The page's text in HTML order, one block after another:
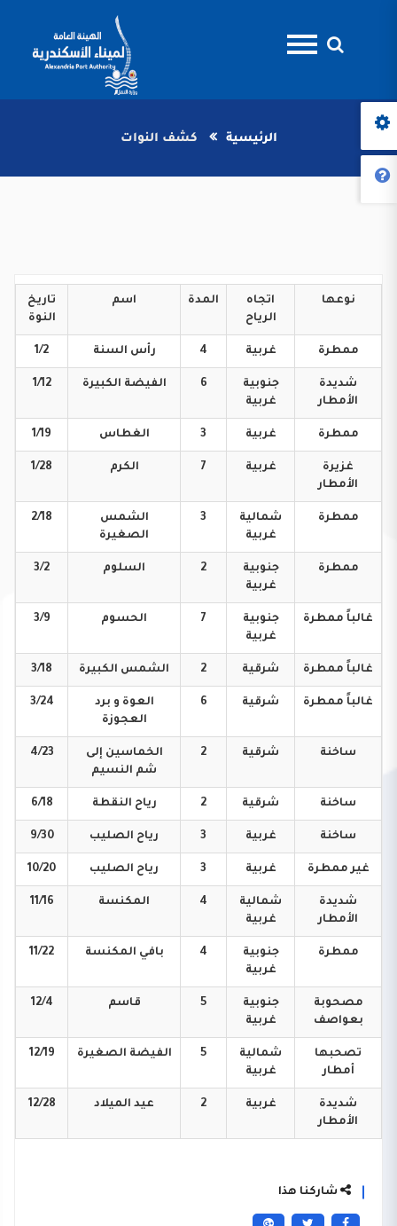
الرئيسية كشف النوات
نوعها
اتجاه
الرياح
المدة اسم
تاريخ
النوة
ممطرة غربية 4 رأس السنة 1/2
شديدة
الأمطار
جنوبية
غربية
6 الفيضة الكبيرة 1/12
ممطرة غربية 3 الغطاس 1/19
غزيرة
الأمطار
غربية 7 الكرم 1/28
ممطرة
شمالية
غربية
3
الشمس
الصغيرة
2/18
ممطرة
جنوبية
غربية
2 السلوم 3/2
غالباً ممطرة
جنوبية
غربية
7 الحسوم 3/9
غالباً ممطرة شرقية 2 الشمس الكبيرة 3/18
غالباً ممطرة شرقية 6
العوة و برد
العجوزة
3/24
ساخنة شرقية 2
الخماسين إلى
شم النسيم
4/23
ساخنة شرقية 2 رياح النقطة 6/18
ساخنة غربية 3 رياح الصليب 9/30
غير ممطرة غربية 3 رياح الصليب 10/20
شديدة
الأمطار
شمالية
غربية
4 المكنسة 11/16
ممطرة
جنوبية
غربية
4 بافي المكنسة 11/22
مصحوبة
بعواصف
جنوبية
غربية
5 قاسم 12/4
تصحبها
أمطار
شمالية
غربية
5 الفيضة الصغيرة 12/19
شديدة
الأمطار
غربية 2 عيد الميلاد 12/28
شاركنا هذا